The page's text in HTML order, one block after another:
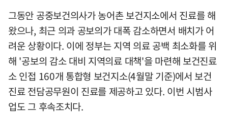
그동안 공중보건의사가 농어촌 보건지소에서 진료를 해
왔으나, 최근 의과 공보의가 대폭 감소하면서 배치가 어
려운 상황이다. 이에 정부는 지역 의료 공백 최소화를 위
해 '공보의 감소 대비 지역의료 대책'을 마련해 보건진료
소 인접 160개 통합형 보건지소(4월말 기준)에서 보건
진료 전담공무원이 진료를 제공하고 있다. 이번 시범사
업도 그 후속조치다.